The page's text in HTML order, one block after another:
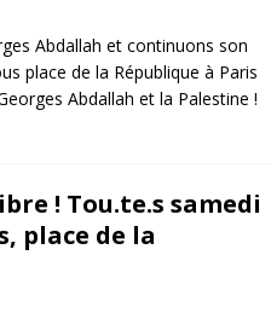
Abdallah et continuons son
place de la République à Paris
Abdallah et la Palestine !
! Tou.te.s samedi
place de la